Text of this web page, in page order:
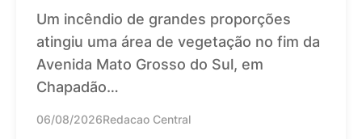
Um incêndio de grandes proporções
atingiu uma área de vegetação no fim da
Avenida Mato Grosso do Sul, em
Chapadão…
06/08/2026Redacao Central